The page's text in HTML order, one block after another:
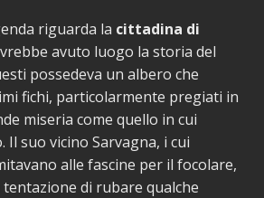
riguarda la cittadina di
avuto luogo la storia del
possedeva un albero che
fichi, particolarmente pregiati in
miseria come quello in cui
Il suo vicino Sarvagna, i cui
alle fascine per il focolare,
di rubare qualche